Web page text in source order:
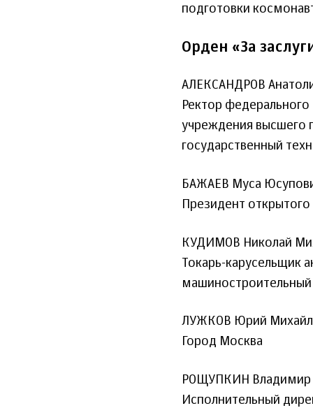
подготовки
Орден «За
АЛЕКСАНДРОВ
Ректор
учреждения высшего
государственный
БАЖАЕВ Муса
Президент
КУДИМОВ Николай
Токарь-карусельщик
машиностроительный
ЛУЖКОВ Юрий
Город Москва
РОЩУПКИН Владимир
Исполнительный